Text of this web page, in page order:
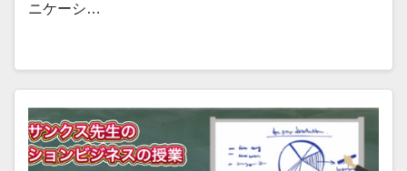
ニケーシ…